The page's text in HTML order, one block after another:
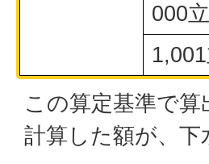
000
この算定基準で
計算した額が、